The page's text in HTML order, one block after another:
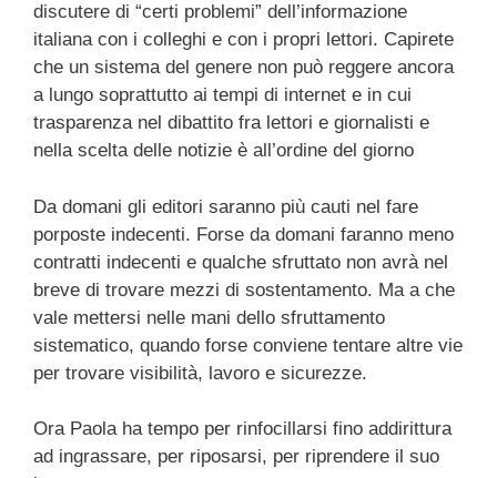
discutere di “certi problemi” dell’informazione
italiana con i colleghi e con i propri lettori. Capirete
che un sistema del genere non può reggere ancora
a lungo soprattutto ai tempi di internet e in cui
trasparenza nel dibattito fra lettori e giornalisti e
nella scelta delle notizie è all’ordine del giorno
Da domani gli editori saranno più cauti nel fare
porposte indecenti. Forse da domani faranno meno
contratti indecenti e qualche sfruttato non avrà nel
breve di trovare mezzi di sostentamento. Ma a che
vale mettersi nelle mani dello sfruttamento
sistematico, quando forse conviene tentare altre vie
per trovare visibilità, lavoro e sicurezze.
Ora Paola ha tempo per rinfocillarsi fino addirittura
ad ingrassare, per riposarsi, per riprendere il suo